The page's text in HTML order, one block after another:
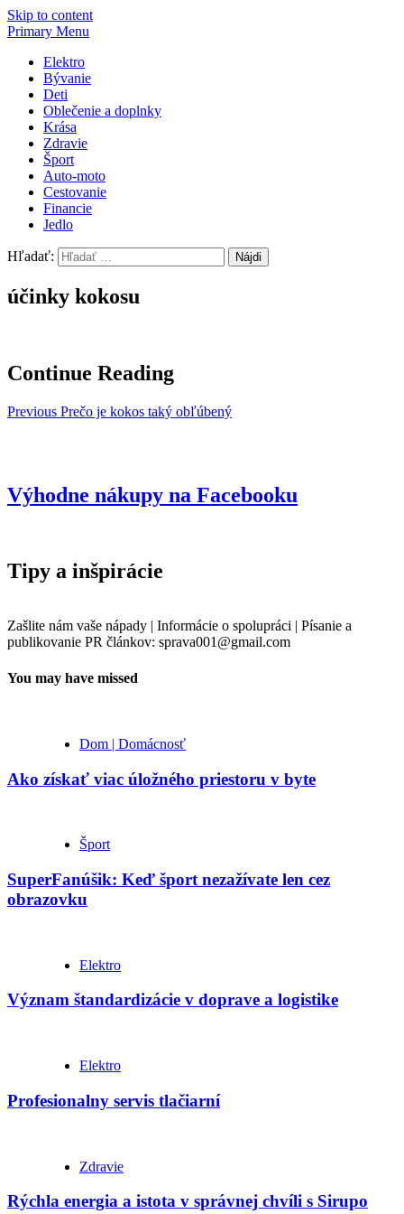
Skip to content
Primary Menu
Elektro
Bývanie
Deti
Oblečenie a doplnky
Krása
Zdravie
Šport
Auto-moto
Cestovanie
Financie
Jedlo
Hľadať:
účinky kokosu
Continue Reading
Previous Prečo je kokos taký obľúbený
Výhodne nákupy na Facebooku
Tipy a inšpirácie
Zašlite nám vaše nápady | Informácie o spolupráci | Písanie a
publikovanie PR článkov: sprava001@gmail.com
You may have missed
Dom | Domácnosť
Ako získať viac úložného priestoru v byte
Šport
SuperFanúšik: Keď šport nezažívate len cez
obrazovku
Elektro
Význam štandardizácie v doprave a logistike
Elektro
Profesionalny servis tlačiarní
Zdravie
Rýchla energia a istota v správnej chvíli s Sirupo